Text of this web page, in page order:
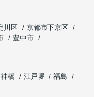
川区
京都市下京区
豊中市
橋 江戸堀
福島